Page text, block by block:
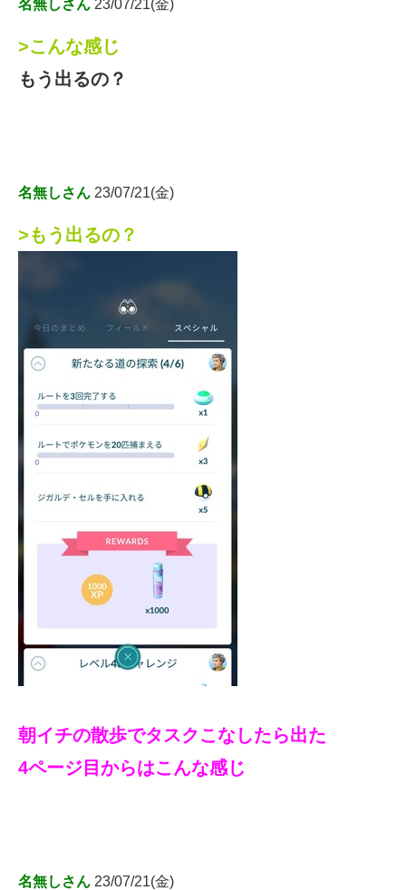
名無しさん 23/07/21(金)
>こんな感じ
もう出るの？
名無しさん 23/07/21(金)
>もう出るの？
朝イチの散歩でタスクこなしたら出た
4ページ目からはこんな感じ
名無しさん 23/07/21(金)